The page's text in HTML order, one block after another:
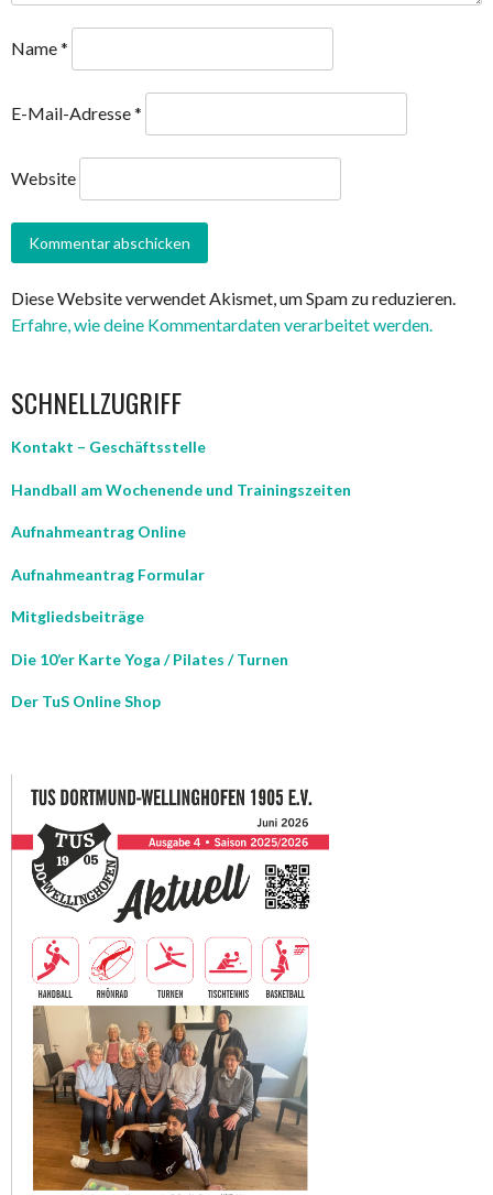
Name*
E-Mail-Adresse*
Website
Diese Website verwendet Akismet, um Spam zu reduzieren.
Erfahre, wie deine Kommentardaten verarbeitet werden.
SCHNELLZUGRIFF
Kontakt – Geschäftsstelle
Handball am Wochenende und Trainingszeiten
Aufnahmeantrag Online
Aufnahmeantrag Formular
Mitgliedsbeiträge
Die 10’er Karte Yoga / Pilates / Turnen
Der TuS Online Shop